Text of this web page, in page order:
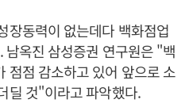
장동력이 없는데다 백화점업
남옥진 삼성증권 연구원은 "백
점점 감소하고 있어 앞으로 소
딜 것"이라고 파악했다.